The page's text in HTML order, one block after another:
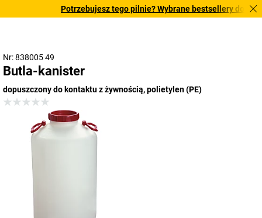
Potrzebujesz tego pilnie? Wybrane bestsellery
Nr: 838005 49
Butla-kanister
dopuszczony do kontaktu z żywnością, polietylen (PE)